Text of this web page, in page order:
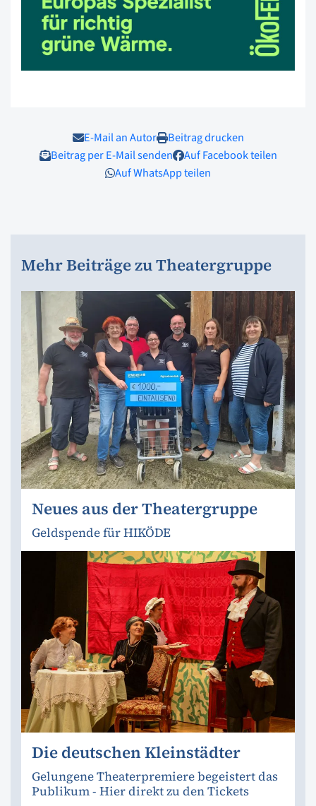
E-Mail an Autor
Beitrag drucken
Beitrag per E-Mail senden
Auf Facebook teilen
Auf WhatsApp teilen
Mehr Beiträge zu Theatergruppe
Neues aus der Theatergruppe
Geldspende für HIKÖDE
Die deutschen Kleinstädter
Gelungene Theaterpremiere begeistert das
Publikum - Hier direkt zu den Tickets